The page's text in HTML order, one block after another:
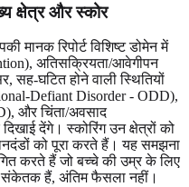
क्षेत्र और स्कोर
रिपोर्ट विशिष्ट डोमेन में
अतिसक्रियता/आवेगीपन
घटित होने वाली स्थितियों
Defiant Disorder - ODD),
और चिंता/अवसाद
देंगे। स्कोरिंग उन क्षेत्रों को
को पूरा करते हैं। यह समझना
करते हैं जो बच्चे की उम्र के लिए
संकेतक हैं, अंतिम फैसला नहीं।